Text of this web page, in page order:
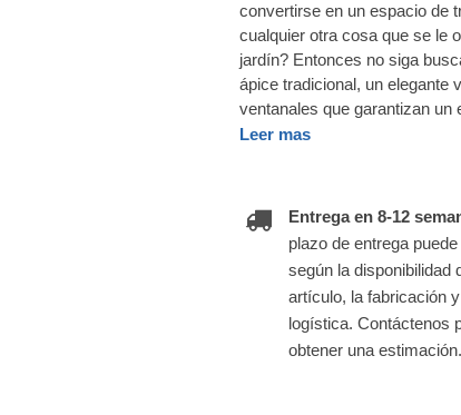
convertirse en un espacio de
cualquier otra cosa que se le
jardín? Entonces no siga
ápice tradicional, un elegante
ventanales que garantizan un
Leer mas
Entrega en 8-12
plazo de entrega
según la disponibilidad
artículo, la fabricación
logística. Contáctenos
obtener una estimación.